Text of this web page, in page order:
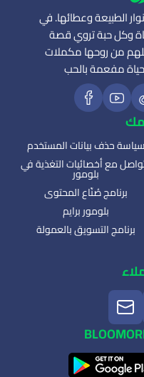
الطبيعة وعطائها. في
وكل حبة تروي قصة
من روحها مكملات
مفعمة بالحب
سياسة حذف بيانات المستخدم
مع أخصائيات التغذية في
بلومور
برنامج صُنّاع المحتوى
بلومور برايم
برنامج التسويق بالعمولة